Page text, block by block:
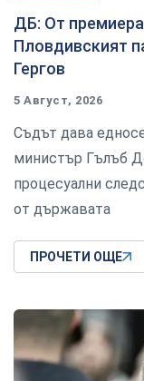
ДБ: От
Пловдивският
Гергов
5 Август, 2026
Съдът дава
министър Гълъб
процесуални
от държавата
ПРОЧЕТИ ОЩЕ